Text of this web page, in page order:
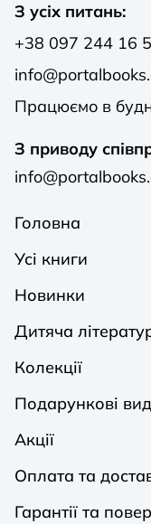
З усіх питань:
+38 097 244 16
Працюємо в
З приводу
Головна
Усі книги
Новинки
Дитяча
Колекції
Подарункові
Акції
Оплата та
Гарантії та